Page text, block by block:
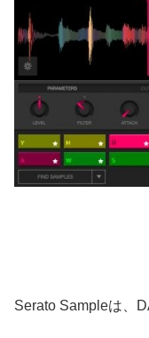
Serato Sampleは、